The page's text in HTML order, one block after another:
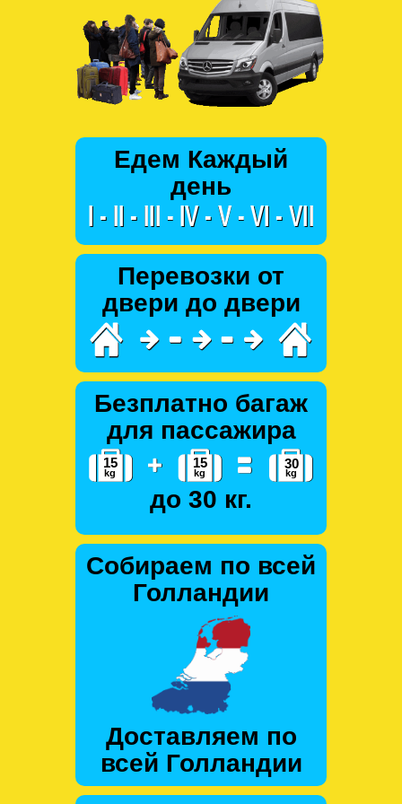
Едем Каждый
день
Перевозки от
двери до двери
Безплатно багаж
для пассажира
до 30 кг.
Собираем по всей
Голландии
Доставляем по
всей Голландии